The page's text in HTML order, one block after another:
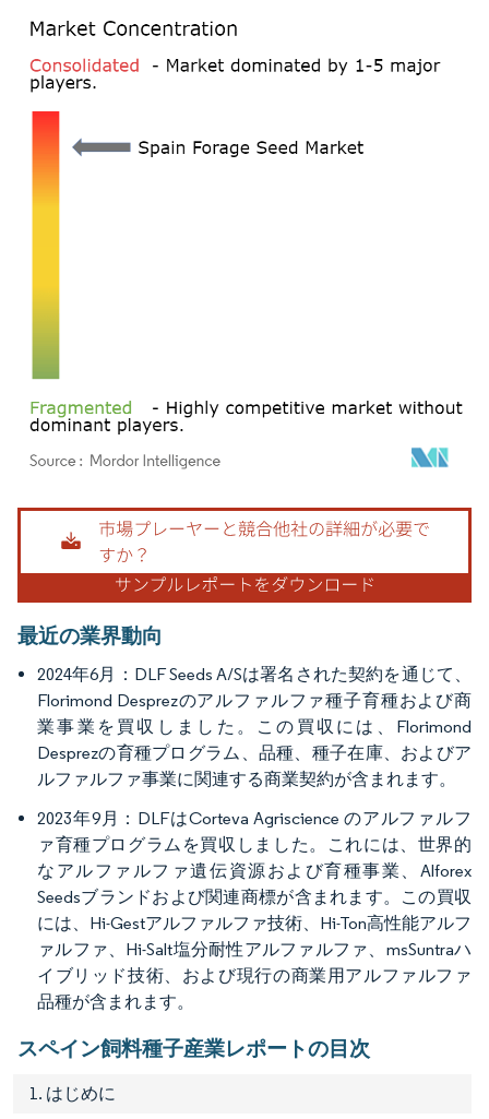
画像 © Mordor Intelligence。再利用にはCC BY 4.0の表示が必要です。
最近の業界動向
2024年6月：DLF Seeds A/Sは署名された契約を通じて、
Florimond Desprezのアルファルファ種子育種および商
業事業を買収しました。この買収には、Florimond
Desprezの育種プログラム、品種、種子在庫、およびア
ルファルファ事業に関連する商業契約が含まれます。
2023年9月：DLFはCorteva Agriscience のアルファルフ
ァ育種プログラムを買収しました。これには、世界的
なアルファルファ遺伝資源および育種事業、Alforex
Seedsブランドおよび関連商標が含まれます。この買収
には、Hi-Gestアルファルファ技術、Hi-Ton高性能アルフ
ァルファ、Hi-Salt塩分耐性アルファルファ、msSuntraハ
イブリッド技術、および現行の商業用アルファルファ
品種が含まれます。
スペイン飼料種子産業レポートの目次
1. はじめに